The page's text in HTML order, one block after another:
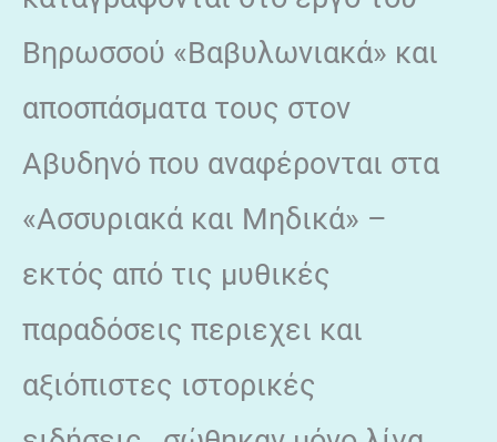
Βηρωσσού «Βαβυλωνιακά» και
αποσπάσματα τους στον
Αβυδηνό που αναφέρονται στα
«Ασσυριακά και Μηδικά» –
εκτός από τις μυθικές
παραδόσεις περιεχει και
αξιόπιστες ιστορικές